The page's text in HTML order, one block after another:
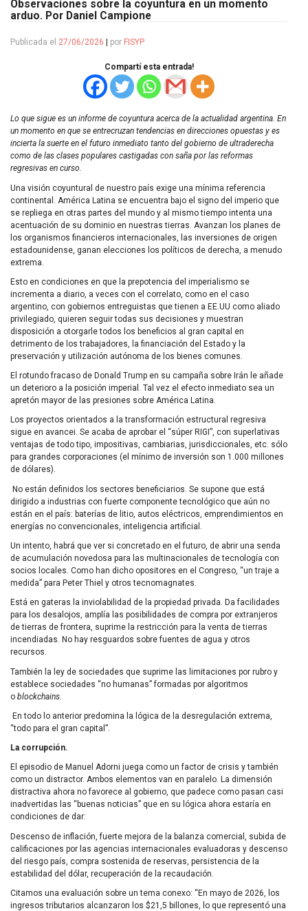
Observaciones sobre la coyuntura en un momento
arduo. Por Daniel Campione
Publicada el 27/06/2026 por FISYP
Compartí esta entrada!
Lo que sigue es un informe de coyuntura acerca de la actualidad argentina. En
un momento en que se entrecruzan tendencias en direcciones opuestas y es
incierta la suerte en el futuro inmediato tanto del gobierno de ultraderecha
como de las clases populares castigadas con saña por las reformas
regresivas en curso.
Una visión coyuntural de nuestro país exige una mínima referencia
continental. América Latina se encuentra bajo el signo del imperio que
se repliega en otras partes del mundo y al mismo tiempo intenta una
acentuación de su dominio en nuestras tierras. Avanzan los planes de
los organismos financieros internacionales, las inversiones de origen
estadounidense, ganan elecciones los políticos de derecha, a menudo
extrema.
Esto en condiciones en que la prepotencia del imperialismo se
incrementa a diario, a veces con el correlato, como en el caso
argentino, con gobiernos entreguistas que tienen a EE.UU como aliado
privilegiado, quieren seguir todas sus decisiones y muestran
disposición a otorgarle todos los beneficios al gran capital en
detrimento de los trabajadores, la financiación del Estado y la
preservación y utilización autónoma de los bienes comunes.
El rotundo fracaso de Donald Trump en su campaña sobre Irán le añade
un deterioro a la posición imperial. Tal vez el efecto inmediato sea un
apretón mayor de las presiones sobre América Latina.
Los proyectos orientados a la transformación estructural regresiva
sigue en avancei. Se acaba de aprobar el “súper RIGI”, con superlativas
ventajas de todo tipo, impositivas, cambiarias, jurisdiccionales, etc. sólo
para grandes corporaciones (el mínimo de inversión son 1.000 millones
de dólares).
No están definidos los sectores beneficiarios. Se supone que está
dirigido a industrias con fuerte componente tecnológico que aún no
están en el país: baterías de litio, autos eléctricos, emprendimientos en
energías no convencionales, inteligencia artificial.
Un intento, habrá que ver si concretado en el futuro, de abrir una senda
de acumulación novedosa para las multinacionales de tecnología con
socios locales. Como han dicho opositores en el Congreso, “un traje a
medida” para Peter Thiel y otros tecnomagnates.
Está en gateras la inviolabilidad de la propiedad privada. Da facilidades
para los desalojos, amplía las posibilidades de compra por extranjeros
de tierras de frontera, suprime la restricción para la venta de tierras
incendiadas. No hay resguardos sobre fuentes de agua y otros
recursos.
También la ley de sociedades que suprime las limitaciones por rubro y
establece sociedades “no humanas” formadas por algoritmos
o blockchains.
En todo lo anterior predomina la lógica de la desregulación extrema,
“todo para el gran capital”.
La corrupción.
El episodio de Manuel Adorni juega como un factor de crisis y también
como un distractor. Ambos elementos van en paralelo. La dimensión
distractiva ahora no favorece al gobierno, que padece como pasan casi
inadvertidas las “buenas noticias” que en su lógica ahora estaría en
condiciones de dar:
Descenso de inflación, fuerte mejora de la balanza comercial, subida de
calificaciones por las agencias internacionales evaluadoras y descenso
del riesgo país, compra sostenida de reservas, persistencia de la
estabilidad del dólar, recuperación de la recaudación.
Citamos una evaluación sobre un tema conexo: “En mayo de 2026, los
ingresos tributarios alcanzaron los $21,5 billones, lo que representó una